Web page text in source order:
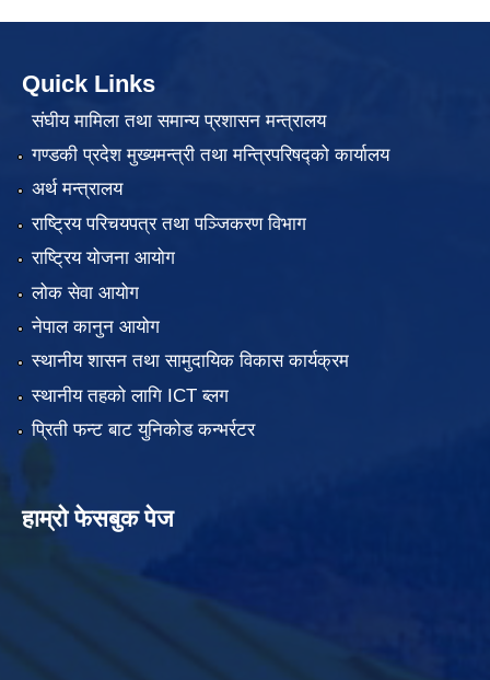
Quick Links
संघीय मामिला तथा समान्य प्रशासन मन्त्रालय
गण्डकी प्रदेश मुख्यमन्त्री तथा मन्त्रिपरिषद्को कार्यालय
अर्थ मन्त्रालय
राष्ट्रिय परिचयपत्र तथा पञ्जिकरण विभाग
राष्ट्रिय योजना आयोग
लोक सेवा आयोग
नेपाल कानुन आयोग
स्थानीय शासन तथा सामुदायिक विकास कार्यक्रम
स्थानीय तहको लागि ICT ब्लग
प्रिती फन्ट बाट युनिकोड कन्भर्रटर
हाम्रो फेसबुक पेज